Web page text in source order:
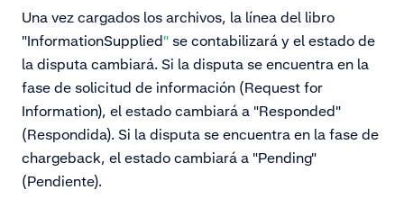
Una vez cargados los archivos, la línea del libro
"InformationSupplied" se contabilizará y el estado de
la disputa cambiará. Si la disputa se encuentra en la
fase de solicitud de información (Request for
Information), el estado cambiará a "Responded"
(Respondida). Si la disputa se encuentra en la fase de
chargeback, el estado cambiará a "Pending"
(Pendiente).